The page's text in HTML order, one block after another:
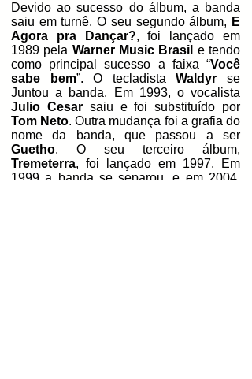
Devido ao sucesso do álbum, a banda
saiu em turnê. O seu segundo álbum, E
Agora pra Dançar?, foi lançado em
1989 pela Warner Music Brasil e tendo
como principal sucesso a faixa “Você
sabe bem”. O tecladistaWaldyr se
Juntou a banda. Em 1993, o vocalista
Julio Cesar saiu e foi substituído por
Tom Neto. Outra mudança foi a grafia do
nome da banda, que passou a ser
Guetho. O seu terceiro álbum,
Tremeterra, foi lançado em 1997. Em
1999 a banda se separou, e em 2004,